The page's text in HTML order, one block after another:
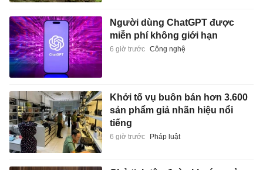
Người dùng ChatGPT được
miễn phí không giới hạn
6 giờ trước Công nghệ
Khởi tố vụ buôn bán hơn 3.600
sản phẩm giả nhãn hiệu nổi
tiếng
6 giờ trước Pháp luật